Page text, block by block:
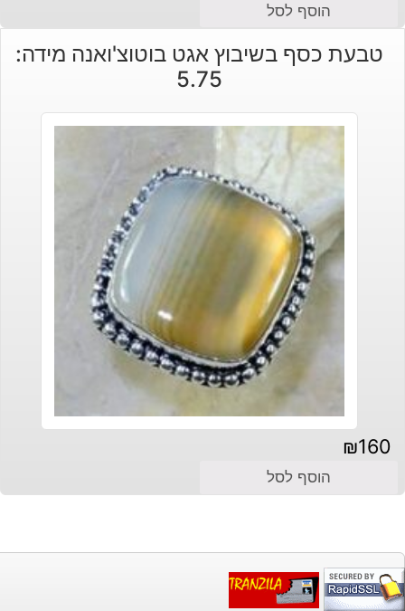
הוסף לסל
טבעת כסף בשיבוץ אגט בוטוצ'ואנה מידה:
5.75
₪160
הוסף לסל